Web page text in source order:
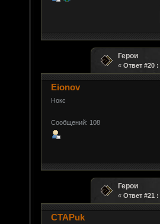
Герои
« Ответ #20 :
Eionov
Нокс
Сообщений: 108
Герои
« Ответ #21 :
CTAPuk